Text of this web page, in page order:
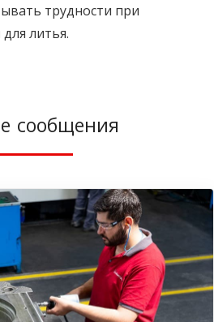
трудности при
литья.
сообщения